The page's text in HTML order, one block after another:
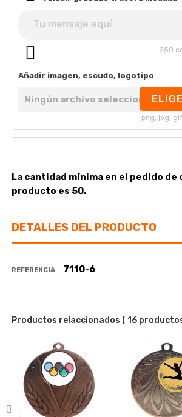
La cantidad mínima en el pedido de
producto es 50.
250
Añadir imagen, escudo, logotipo
Ningún archivo seleccionado
png, jpg,
DETALLES DEL PRODUCTO
REFERENCIA 7110-6
Productos relaccionados ( 16